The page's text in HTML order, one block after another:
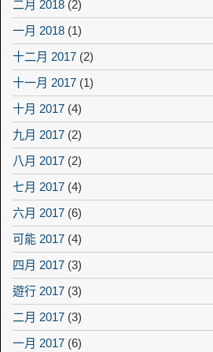
二月 2018 (2)
一月 2018 (1)
十二月 2017 (2)
十一月 2017 (1)
十月 2017 (4)
九月 2017 (2)
八月 2017 (2)
七月 2017 (4)
六月 2017 (6)
可能 2017 (4)
四月 2017 (3)
遊行 2017 (3)
二月 2017 (3)
一月 2017 (6)